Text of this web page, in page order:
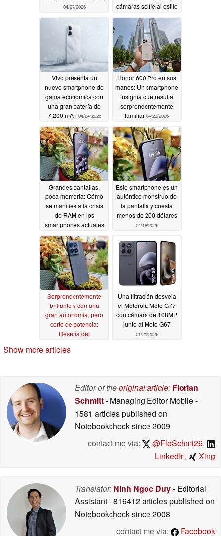
04/27/2026
cámaras selfie al estilo
de color
04/26/2026
Vivo presenta un
nuevo smartphone de
gama económica con
una gran batería de
7.200 mAh 04/24/2026
Honor 600 Pro en sus
manos: Un smartphone
insignia que resulta
sorprendentemente
familiar 04/23/2026
Grandes pantallas,
poca memoria: Cómo
se manifiesta la crisis
de RAM en los
smartphones actuales
04/18/2026
Este smartphone es un
auténtico monstruo de
la pantalla y cuesta
menos de 200 dólares
04/18/2026
Sorprendentemente
brillante y con una
gran autonomía, pero
corto de potencia:
Reseña del
Moto G67
Una filtración desvela
el Motorola Moto G77
con cámara de 108MP
junto al Moto G67
01/21/2026
Show more articles
Editor of theoriginal article: Florian
Schmitt- Managing Editor Mobile-
1581 articles published on
Notebookchecksince 2009
contact me via:
@FloSchmi26,
LinkedIn, Xing
Translator: Ninh Ngoc Duy- Editorial
Assistant- 816412 articles published on
Notebookchecksince 2008
contact me via:
Facebook